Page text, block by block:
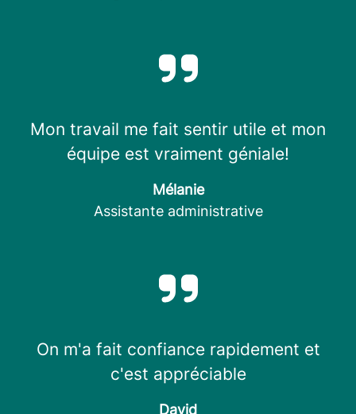
Mon travail me fait sentir utile et mon
équipe est vraiment géniale!
Mélanie
Assistante administrative
On m'a fait confiance rapidement et
c'est appréciable
David